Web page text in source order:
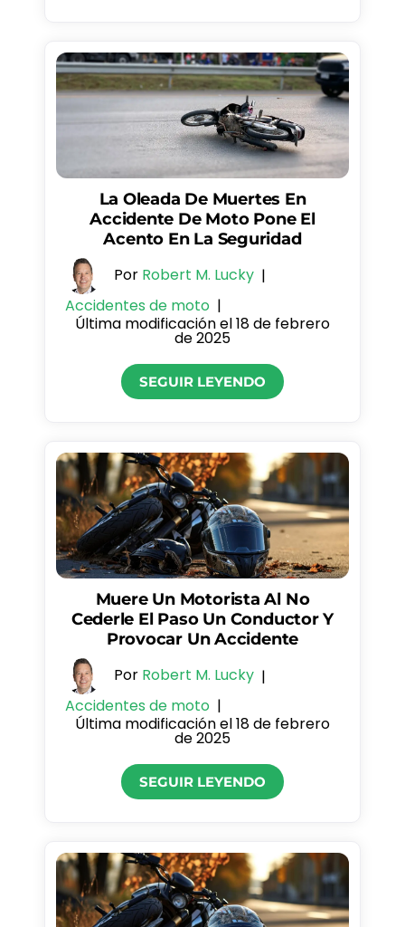
La Oleada De Muertes En
Accidente De Moto Pone El
Acento En La Seguridad
Por Robert M. Lucky |
Accidentes de moto |
Última modificación el 18 de febrero
de 2025
SEGUIR LEYENDO
Muere Un Motorista Al No
Cederle El Paso Un Conductor Y
Provocar Un Accidente
Por Robert M. Lucky |
Accidentes de moto |
Última modificación el 18 de febrero
de 2025
SEGUIR LEYENDO